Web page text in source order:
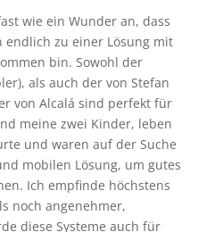
wie ein Wunder an, dass
endlich zu einer Lösung mit
bin. Sowohl der
als auch der von Stefan
von Alcalá sind perfekt für
meine zwei Kinder, leben
und waren auf der Suche
mobilen Lösung, um gutes
Ich empfinde höchstens
noch angenehmer,
diese Systeme auch für